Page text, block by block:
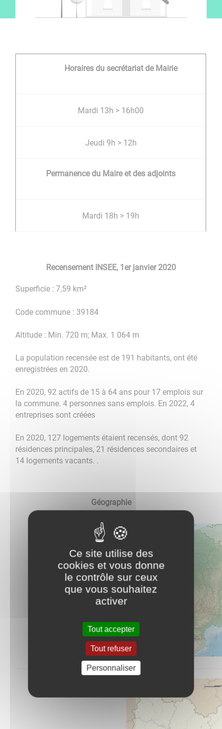
Horaires du secrétariat de Mairie
Mardi 13h > 16h00
Jeudi 9h > 12h
Permanence du Maire et des adjoints
Mardi 18h > 19h
Recensement INSEE, 1er janvier 2020
Superficie : 7,59 km²
Code commune : 39184
Altitude : Min. 720 m; Max. 1 064 m
La population recensée est de 191 habitants, ont été
enregistrées en 2020.
En 2020, 92 actifs de 15 à 64 ans pour 17 emplois sur
la commune. 4 personnes sans emplois. En 2022, 4
entreprises sont créées
En 2020, 127 logements étaient recensés, dont 92
résidences principales, 21 résidences secondaires et
14 logements vacants. .
Géographie
Ce site utilise des
cookies et vous donne
le contrôle sur ceux
que vous souhaitez
activer
Tout accepter
Tout refuser
Personnaliser